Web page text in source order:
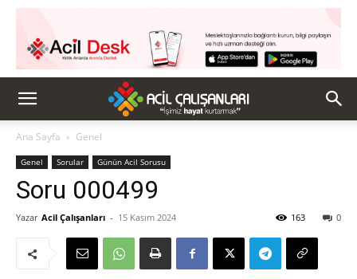
Ana Sayfa Genel
Genel Sorular Günün Acil Sorusu
Soru 000499
Yazar Acil Çalışanları - 15 Kasım 2024 0
163